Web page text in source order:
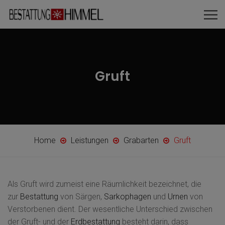
Gruft
Home Leistungen Grabarten Gruft
Als Gruft wird zumeist eine Räumlichkeit bezeichnet, die
zur Bestattung von Särgen, Sarkophagen und Urnen von
Verstorbenen dient. Der wesentliche Unterschied zwischen
der Gruft- und der Erdbestattung besteht darin, dass